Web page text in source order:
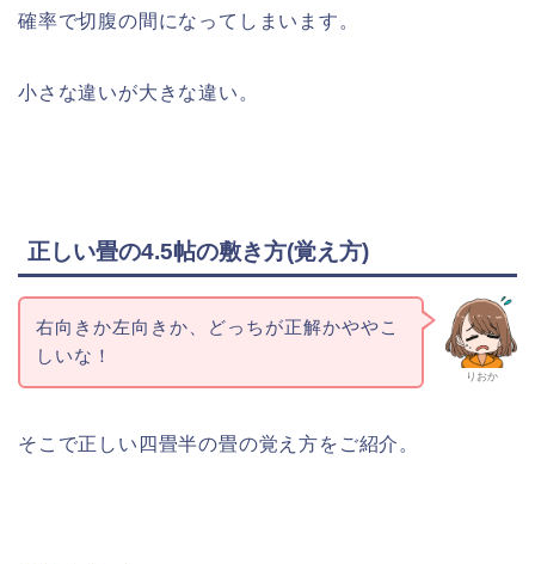
確率で切腹の間になってしまいます。
小さな違いが大きな違い。
正しい畳の4.5帖の敷き方(覚え方)
りおか
右向きか左向きか、どっちが正解かややこ
しいな！
そこで正しい四畳半の畳の覚え方をご紹介。